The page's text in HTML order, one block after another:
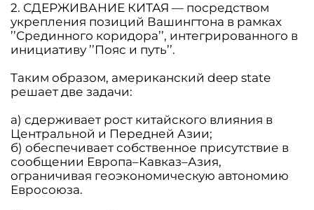
2. СДЕРЖИВАНИЕ КИТАЯ — посредством
укрепления позиций Вашингтона в рамках
’’Срединного коридора’’, интегрированного в
инициативу ’’Пояс и путь’’.
Таким образом, американский deep state
решает две задачи:
а) сдерживает рост китайского влияния в
Центральной и Передней Азии;
б) обеспечивает собственное присутствие в
сообщении Европа–Кавказ–Азия,
ограничивая геоэкономическую автономию
Евросоюза.